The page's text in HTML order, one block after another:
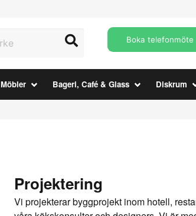
Boka telefonmöte
Möbler Bageri, Café & Glass Diskrum
Projektering
Vi projekterar byggprojekt inom hotell,